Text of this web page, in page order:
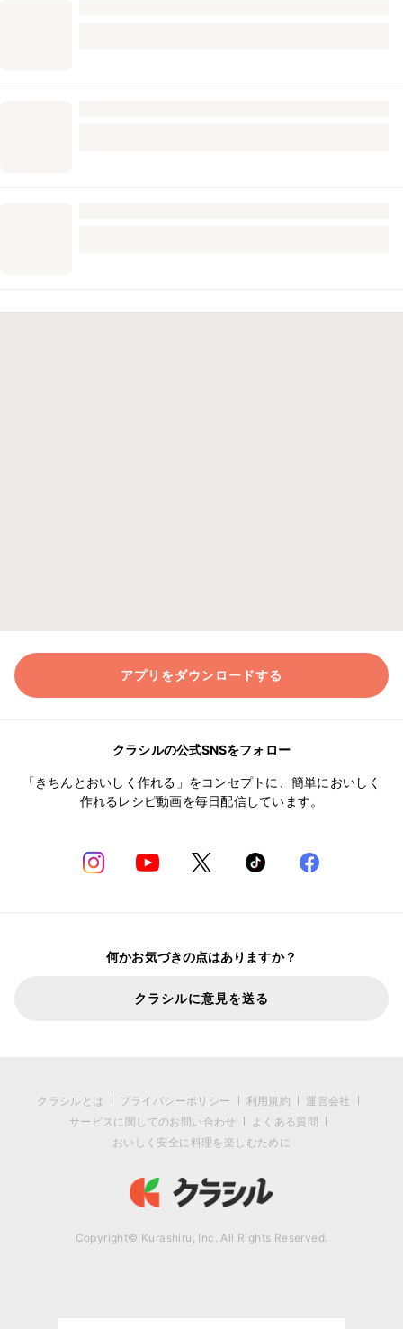
アプリをダウンロードする
クラシルの公式SNSをフォロー
「きちんとおいしく作れる」をコンセプトに、簡単においしく
作れるレシピ動画を毎日配信しています。
何かお気づきの点はありますか？
クラシルに意見を送る
クラシルとは プライバシーポリシー 利用規約
運営会社
サービスに関してのお問い合わせ
よくある質問
おいしく安全に料理を楽しむために
Copyright© Kurashiru, Inc. All Rights Reserved.